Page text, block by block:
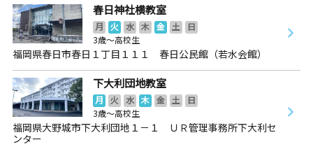
春日神社横教室
月 火 水 木 金 土
日
3歳～高校生
福岡県春日市春日１丁目１１１ 春日公民館（若水会館）
下大利団地教室
月 火 水 木 金 土
日
3歳～高校生
福岡県大野城市下大利団地１－１ ＵＲ管理事務所下大利セ
ンター